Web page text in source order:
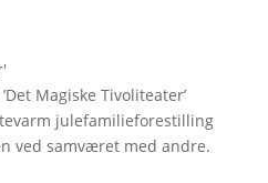
'
Magiske Tivoliteater’
julefamilieforestilling
ved samværet med andre.